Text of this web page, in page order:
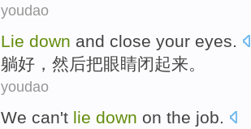
youdao
Lie down and close your eyes.
躺好， 然后把眼睛闭起来。
youdao
We can't lie down on the job.